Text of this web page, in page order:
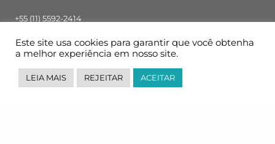
+55 (11) 5592-2414
Segunda – Sexta: 8h00 – 18h00
Siga-nos
Este site usa cookies para garantir que você obtenha
a melhor experiência em nosso site.
LEIA MAIS REJEITAR ACEITAR